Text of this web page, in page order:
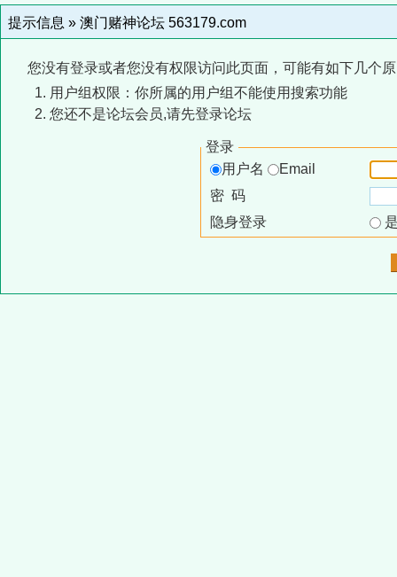
提示信息 » 澳门赌神论坛 563179.com
您没有登录或者您没有权限访问此页面，可能有如下几个
用户组权限：你所属的用户组不能使用搜索功能
您还不是论坛会员,请先登录论坛
登录
用户名
Email
密 码
隐身登录